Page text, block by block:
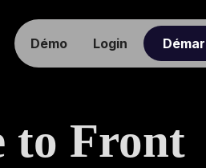
Démo Login
to Front